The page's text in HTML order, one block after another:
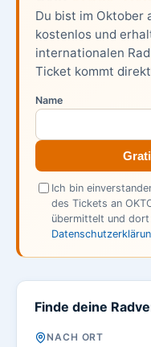
Du bist im Oktober
kostenlos und
internationalen
Ticket kommt
Name
Ich bin
des Tickets an
übermittelt und
Finde deine
NACH ORT